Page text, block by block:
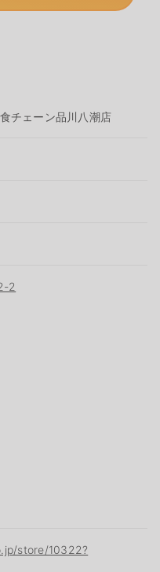
チェーン品川八潮店
2
store/10322?